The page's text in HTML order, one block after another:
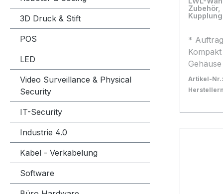
3D Druck & Stift
POS
LED
Video Surveillance & Physical
Security
IT-Security
Industrie 4.0
Kabel - Verkabelung
Software
Mit
Schutzart IP20
Schutz
Halogenfrei Ja
Verteilerbox
Kabel & Fasern
Zubehör,
*
H=150 x
Artikel-Nr.:
In den